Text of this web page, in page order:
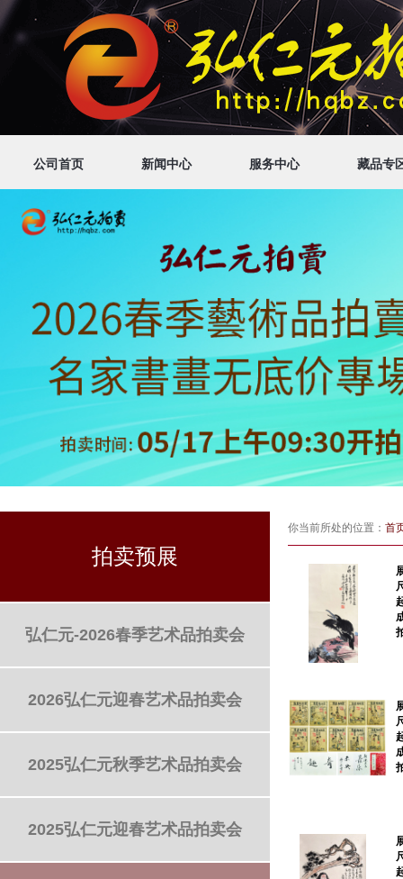
公司首页 新闻中心 服务中心 藏品专
拍卖预展
弘仁元-2026春季艺术品拍卖会
2026弘仁元迎春艺术品拍卖会
2025弘仁元秋季艺术品拍卖会
2025弘仁元迎春艺术品拍卖会
你当前所处的位置： 首